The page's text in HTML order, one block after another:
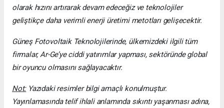
olarak hızını artırarak devam edeceğiz ve teknolojiler
geliştikçe daha verimli enerji üretimi metotları gelişecektir.
Güneş Fotovoltaik Teknolojilerinde, ülkemizdeki ilgili tüm
firmalar, Ar-Ge’ye ciddi yatırımlar yapması, sektöründe global
bir oyuncu olmasını sağlayacaktır.
Not:Yazıdaki resimler bilgi amaçlı konulmuştur.
Yayınlamasında telif ihlali anlamında sıkıntı yaşanması adına,